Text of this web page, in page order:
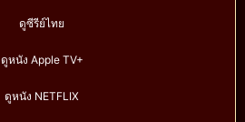
ดูซีรีย์ไทย
ดูหนัง Apple TV+
ดูหนัง NETFLIX